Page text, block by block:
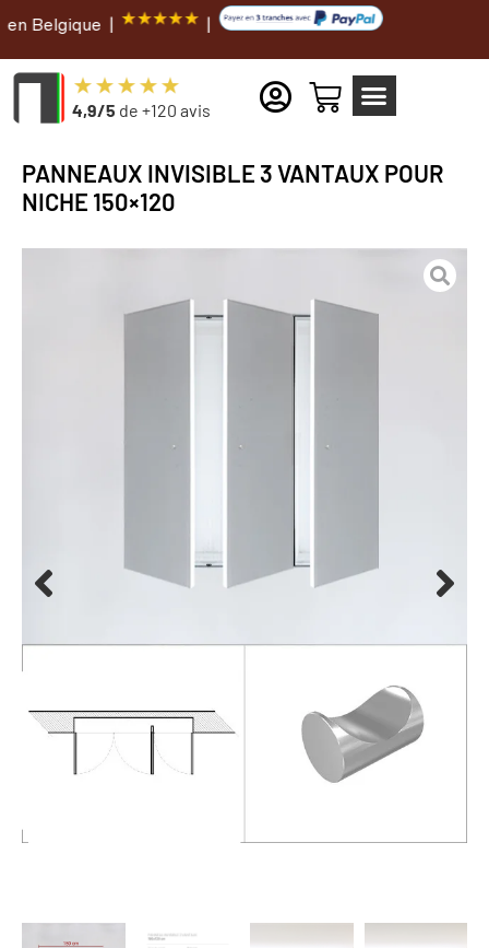
| |
4,9/5 de +120 avis
PANNEAUX INVISIBLE 3 VANTAUX POUR
NICHE 150×120